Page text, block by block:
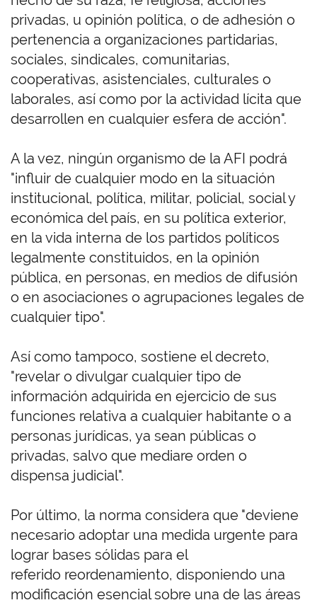
privadas, u opinión política, o de adhesión o
pertenencia a organizaciones partidarias,
sociales, sindicales, comunitarias,
cooperativas, asistenciales, culturales o
laborales, así como por la actividad lícita que
desarrollen en cualquier esfera de acción".
A la vez, ningún organismo de la AFI podrá
"influir de cualquier modo en la situación
institucional, política, militar, policial, social y
económica del país, en su política exterior,
en la vida interna de los partidos políticos
legalmente constituidos, en la opinión
pública, en personas, en medios de difusión
o en asociaciones o agrupaciones legales de
cualquier tipo".
Así como tampoco, sostiene el decreto,
"revelar o divulgar cualquier tipo de
información adquirida en ejercicio de sus
funciones relativa a cualquier habitante o a
personas jurídicas, ya sean públicas o
privadas, salvo que mediare orden o
dispensa judicial".
Por último, la norma considera que "deviene
necesario adoptar una medida urgente para
lograr bases sólidas para el
referido reordenamiento, disponiendo una
modificación esencial sobre una de las áreas